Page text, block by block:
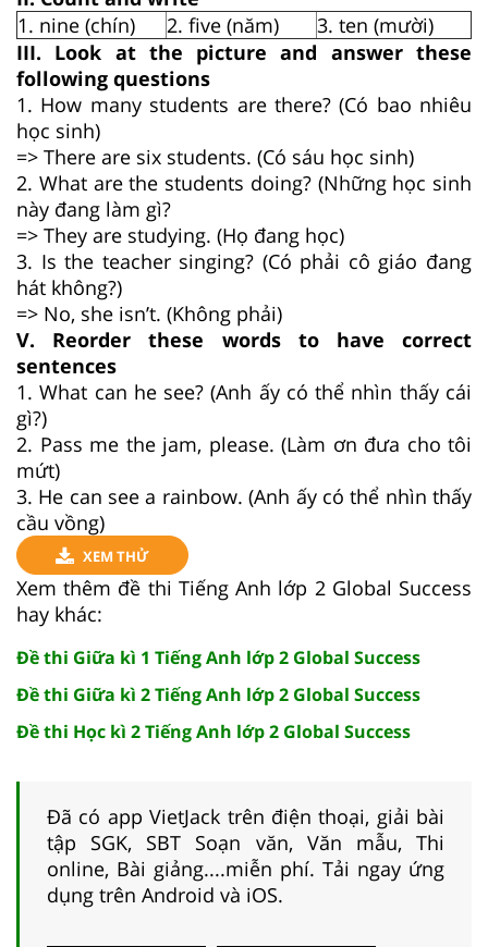
1. nine (chín)
2. five (năm)
3. ten (mười)
III. Look at the picture and answer these
following questions
1. How many students are there? (Có bao nhiêu
học sinh)
=> There are six students. (Có sáu học sinh)
2. What are the students doing? (Những học sinh
này đang làm gì?
=> They are studying. (Họ đang học)
3. Is the teacher singing? (Có phải cô giáo đang
hát không?)
=> No, she isn’t. (Không phải)
V. Reorder these words to have correct
sentences
1. What can he see? (Anh ấy có thể nhìn thấy cái
gì?)
2. Pass me the jam, please. (Làm ơn đưa cho tôi
mứt)
3. He can see a rainbow. (Anh ấy có thể nhìn thấy
cầu vồng)
XEM THỬ
Xem thêm đề thi Tiếng Anh lớp 2 Global Success
hay khác:
Đề thi Giữa kì 1 Tiếng Anh lớp 2 Global Success
Đề thi Giữa kì 2 Tiếng Anh lớp 2 Global Success
Đề thi Học kì 2 Tiếng Anh lớp 2 Global Success
Đã có app VietJack trên điện thoại, giải bài
tập SGK, SBT Soạn văn, Văn mẫu, Thi
online, Bài giảng....miễn phí. Tải ngay ứng
dụng trên Android và iOS.